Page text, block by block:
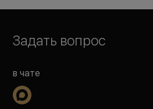
Задать вопрос
в чате